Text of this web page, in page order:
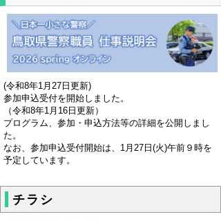
(令和8年1月27日更新)
参加申込受付を開始しました。
（令和8年1月16日更新）
プログラム、参加・申込方法等の詳細を公開しまし
た。
なお、参加申込受付開始は、1月27日(火)午前９時を
予定しています。
チラシ